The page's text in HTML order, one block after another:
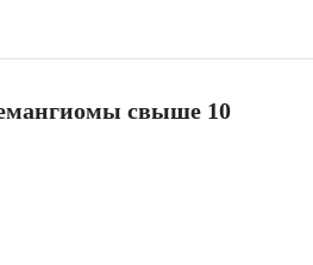
свыше 10